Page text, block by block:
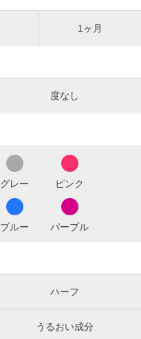
1ヶ月
度なし
グレー ピンク
ブルー パープル
ハーフ
うるおい成分